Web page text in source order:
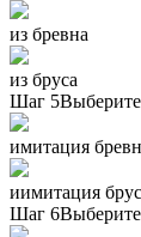
из бревна
из бруса
Шаг 5
имитация
иимитация
Шаг 6